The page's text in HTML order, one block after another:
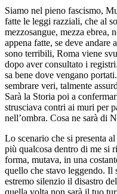
Siamo nel pieno fascismo,
fatte le leggi razziali, che al
mezzosangue, mezza ebrea,
appena fatte, se deve andare
sono terribili, Roma viene
dopo aver consultato i
sa bene dove vengano
sembrare veri, talmente
Sarà la Storia poi a
strusciava contri ai muri per
nell’ombra. Cosa ne sarà di
Lo scenario che si presenta
più qualcosa dentro di me si
forma, mutava, in una
quello che stavo leggendo. Il
estremo silenzio il disastro